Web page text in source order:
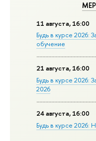
11 августа, 16:00
Будь в курсе 2026:
обучение
21 августа, 16:00
Будь в курсе 2026:
2026
24 августа, 16:00
Будь в курсе 2026: